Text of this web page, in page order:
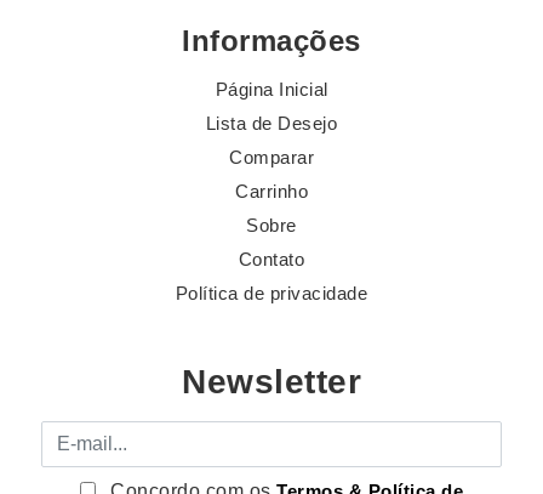
Informações
Página Inicial
Lista de Desejo
Comparar
Carrinho
Sobre
Contato
Política de privacidade
Newsletter
E-mail